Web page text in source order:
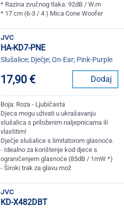
* Razina zvučnog tlaka: 92dB / W.m
* 17 cm (6-3 / 4 ) Mica Cone Woofer
jvc
HA-KD7-PNE
Slušalice; Dječje; On-Ear; Pink-Purple
17,90 € Dodaj
Boja: Roza - Ljubičasta
Djeca mogu uživati u ukrašavanju
slušalica s priloženim naljepnicama ili
vlastitim!
Dječje slušalice s limitatorom glasnoće.
- Idealno za korištenje kod djece s
ograničenjem glasnoće (85dB / 1mW *)
- Široki trak za glavu mož
jvc
KD-X482DBT